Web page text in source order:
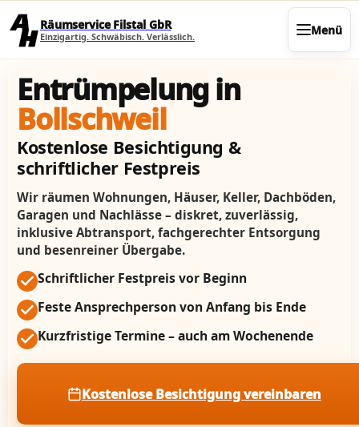
Räumservice Filstal GbR
Einzigartig. Schwäbisch. Verlässlich. Menü
Entrümpelung in
Bollschweil
Kostenlose Besichtigung &
schriftlicher Festpreis
Wir räumen Wohnungen, Häuser, Keller, Dachböden,
Garagen und Nachlässe – diskret, zuverlässig,
inklusive Abtransport, fachgerechter Entsorgung
und besenreiner Übergabe.
Schriftlicher Festpreis vor Beginn
Feste Ansprechperson von Anfang bis Ende
Kurzfristige Termine – auch am Wochenende
Kostenlose Besichtigung vereinbaren